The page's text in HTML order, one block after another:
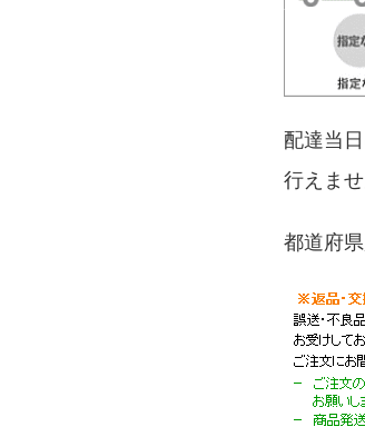
配達当
行えま
都道府